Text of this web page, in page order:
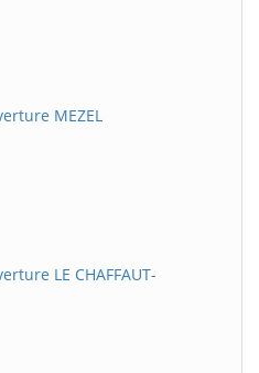
MEZEL
LE CHAFFAUT-